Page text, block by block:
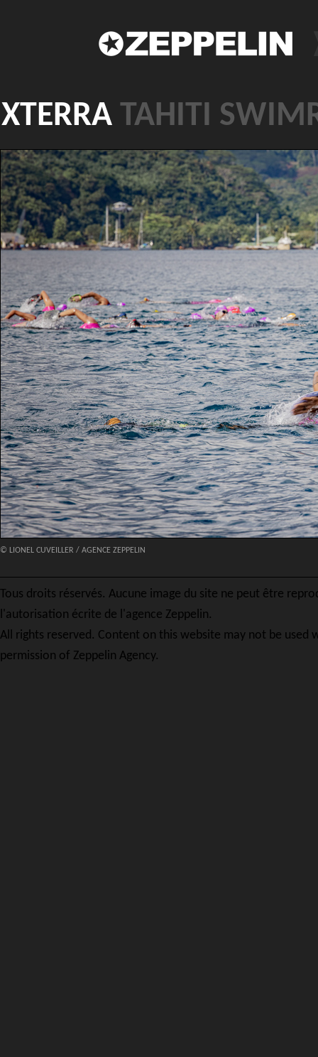
XTERRA TAHITI
© LIONEL CUVEILLER / AGENCE ZEPPELIN
Tous droits réservés. Aucune image du site ne peut être
l'autorisation écrite de l'agence Zeppelin.
All rights reserved. Content on this website may not be used
permission of Zeppelin Agency.